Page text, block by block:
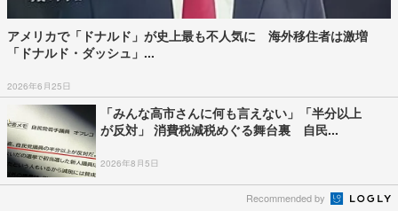
アメリカで「ドナルド」が史上最も不人気に 海外移住者は激増
「ドナルド・ダッシュ」...
2026年6月25日
「みんな高市さんに何も言えない」「半分以上
が反対」 消費税減税めぐる舞台裏 自民...
2026年8月5日
Recommended by